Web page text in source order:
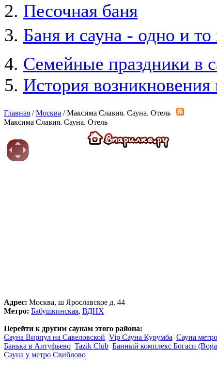
Песочная баня
Баня и сауна - одно и
Семейные праздники в
История
Главная /Москва / Максима Славия. Сауна. Отель
Максима Славия. Сауна. Отель
Адрес: Москва, ш Ярославское д. 44
Метро: Бабушкинская, ВДНХ
Перейти к другим саунам этого района:
Сауна Вирпул на Савеловской Vip Сауна Курумба Сауна
Банька в Алтуфьево Tazik Club Банный комплекс Богаси
Сауна у метро Свиблово